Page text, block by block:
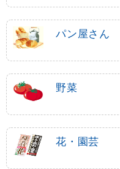
パン屋さん
野菜
花・園芸